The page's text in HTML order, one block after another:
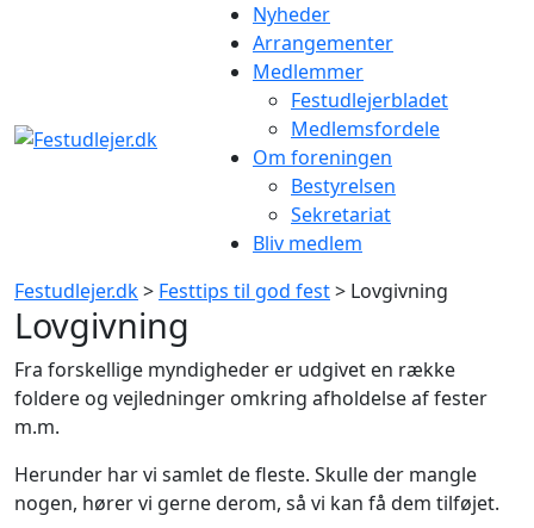
Nyheder
Arrangementer
Medlemmer
Festudlejerbladet
Medlemsfordele
Om foreningen
Bestyrelsen
Sekretariat
Bliv medlem
Festudlejer.dk> Festtips til god fest> Lovgivning
Lovgivning
Fra forskellige myndigheder er udgivet en række
foldere og vejledninger omkring afholdelse af fester
m.m.
Herunder har vi samlet de fleste. Skulle der mangle
nogen, hører vi gerne derom, så vi kan få dem tilføjet.